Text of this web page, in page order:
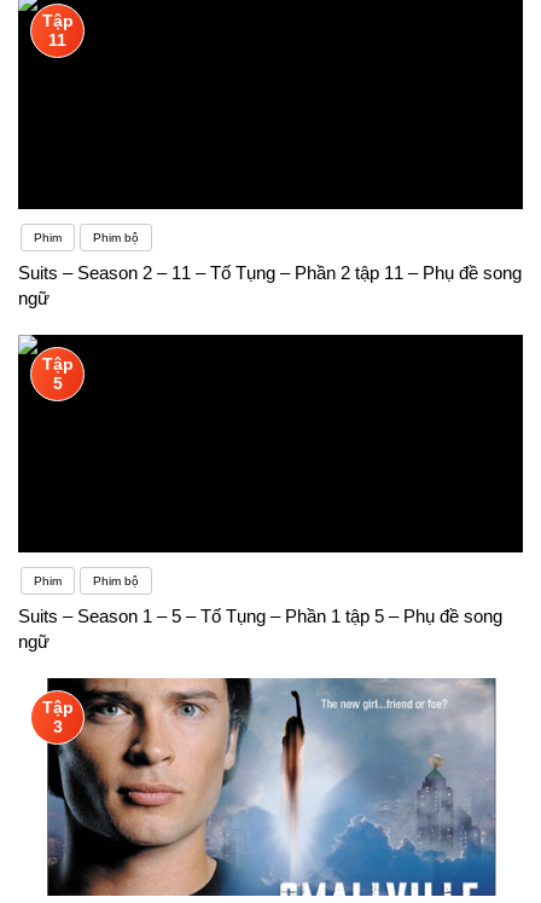
chú trọng dạy ngữ pháp, từ vựng và các bài kiểm
cho học sinh kỹ năng giao tiếp, thuyết trình bằng
tiếng Anh
Tập
11
Phim Phim bộ
Suits – Season 2 – 11 – Tố Tụng – Phần 2 tập 11 – Phụ đề song
ngữ
Tập
5
Phim Phim bộ
Suits – Season 1 – 5 – Tố Tụng – Phần 1 tập 5 – Phụ đề song
ngữ
Tập
3